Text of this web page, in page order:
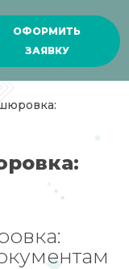
ОФОРМИТЬ
ЗАЯВКУ